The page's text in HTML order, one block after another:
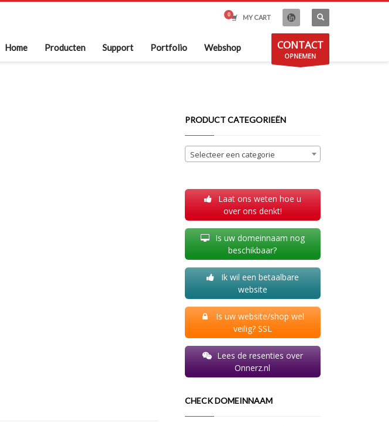
MY CART
Home Producten Support Portfolio Webshop CONTACT
OPNEMEN
PRODUCT CATEGORIEËN
Selecteer een categorie
Laat ons weten hoe u
over ons denkt!
Is uw domeinnaam nog
beschikbaar?
Ik wil een betaalbare
website
Is uw website/shop wel
veilig? SSL
Lees de resenties over
Onnerz.nl
CHECK DOMEINNAAM